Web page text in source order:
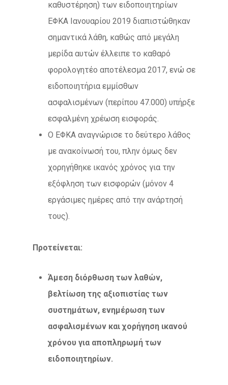
καθυστέρηση) των ειδοποιητηρίων
ΕΦΚΑ Ιανουαρίου 2019 διαπιστώθηκαν
σημαντικά λάθη, καθώς από μεγάλη
μερίδα αυτών έλλειπε το καθαρό
φορολογητέο αποτέλεσμα 2017, ενώ σε
ειδοποιητήρια εμμίσθων
ασφαλισμένων (περίπου 47.000) υπήρξε
εσφαλμένη χρέωση εισφοράς.
Ο ΕΦΚΑ αναγνώρισε το δεύτερο λάθος
με ανακοίνωσή του, πλην όμως δεν
χορηγήθηκε ικανός χρόνος για την
εξόφληση των εισφορών (μόνον 4
εργάσιμες ημέρες από την ανάρτησή
τους).
Προτείνεται:
Άμεση διόρθωση των λαθών,
βελτίωση της αξιοπιστίας των
συστημάτων, ενημέρωση των
ασφαλισμένων και χορήγηση ικανού
χρόνου για αποπληρωμή των
ειδοποιητηρίων.